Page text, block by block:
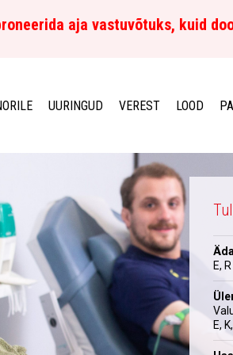
aja vastuvõtuks, kuid
UURINGUD VEREST LOOD
E,
E,